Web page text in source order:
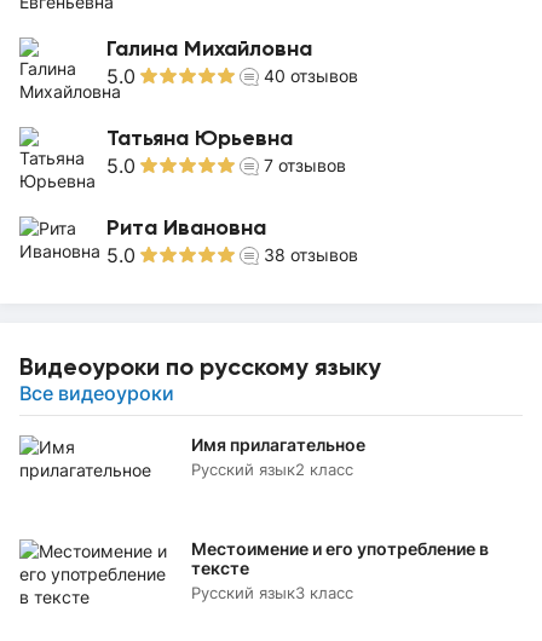
Галина Михайловна
5.0 40 отзывов
Татьяна Юрьевна
5.0 7 отзывов
Рита Ивановна
5.0 38 отзывов
Видеоуроки по русскому языку
Все видеоуроки
Имя прилагательное
Русский язык2 класс
Местоимение и его употребление в
тексте
Русский язык3 класс